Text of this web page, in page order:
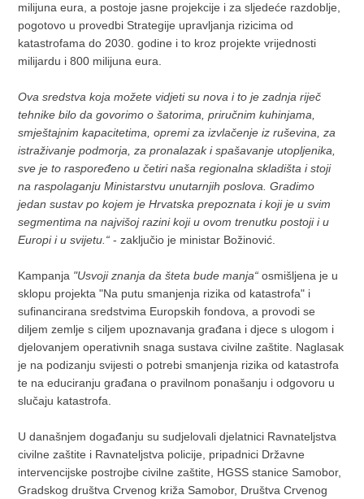
milijuna eura, a postoje jasne projekcije i za sljedeće razdoblje,
pogotovo u provedbi Strategije upravljanja rizicima od
katastrofama do 2030. godine i to kroz projekte vrijednosti
milijardu i 800 milijuna eura.
Ova sredstva koja možete vidjeti su nova i to je zadnja riječ
tehnike bilo da govorimo o šatorima, priručnim kuhinjama,
smještajnim kapacitetima, opremi za izvlačenje iz ruševina, za
istraživanje podmorja, za pronalazak i spašavanje utopljenika,
sve je to raspoređeno u četiri naša regionalna skladišta i stoji
na raspolaganju Ministarstvu unutarnjih poslova. Gradimo
jedan sustav po kojem je Hrvatska prepoznata i koji je u svim
segmentima na najvišoj razini koji u ovom trenutku postoji i u
Europi i u svijetu.“- zaključio je ministar Božinović.
Kampanja "Usvoji znanja da šteta bude manja“ osmišljena je u
sklopu projekta "Na putu smanjenja rizika od katastrofa" i
sufinancirana sredstvima Europskih fondova, a provodi se
diljem zemlje s ciljem upoznavanja građana i djece s ulogom i
djelovanjem operativnih snaga sustava civilne zaštite. Naglasak
je na podizanju svijesti o potrebi smanjenja rizika od katastrofa
te na educiranju građana o pravilnom ponašanju i odgovoru u
slučaju katastrofa.
U današnjem događanju su sudjelovali djelatnici Ravnateljstva
civilne zaštite i Ravnateljstva policije, pripadnici Državne
intervencijske postrojbe civilne zaštite, HGSS stanice Samobor,
Gradskog društva Crvenog križa Samobor, Društva Crvenog